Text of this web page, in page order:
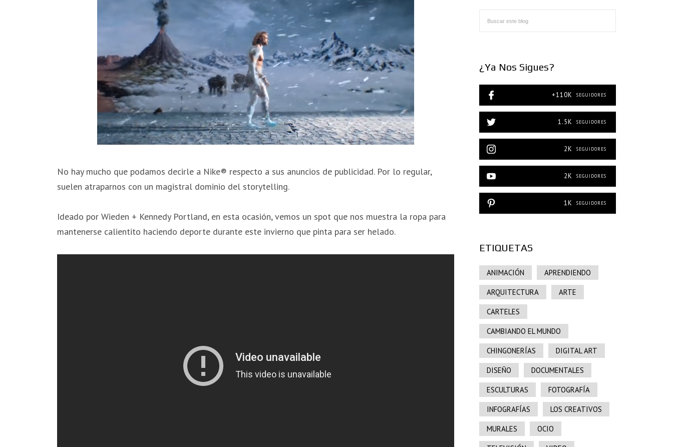
No hay mucho que podamos decirle a Nike® respecto a sus anuncios de publicidad. Por lo regular,
suelen atraparnos con un magistral dominio del storytelling.
Ideado por Wieden + Kennedy Portland, en esta ocasión, vemos un spot que nos muestra la ropa para
mantenerse calientito haciendo deporte durante este invierno que pinta para ser helado.
¿Ya Nos Sigues?
+110K SEGUIDORES
1.5K SEGUIDORES
2K SEGUIDORES
2K SEGUIDORES
1K SEGUIDORES
ETIQUETAS
ANIMACIÓN APRENDIENDO
ARQUITECTURA ARTE
CARTELES
CAMBIANDO EL MUNDO
CHINGONERÍAS DIGITAL ART
DISEÑO DOCUMENTALES
ESCULTURAS FOTOGRAFÍA
INFOGRAFÍAS LOS CREATIVOS
MURALES OCIO